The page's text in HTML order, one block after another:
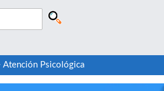
Atención Psicológica